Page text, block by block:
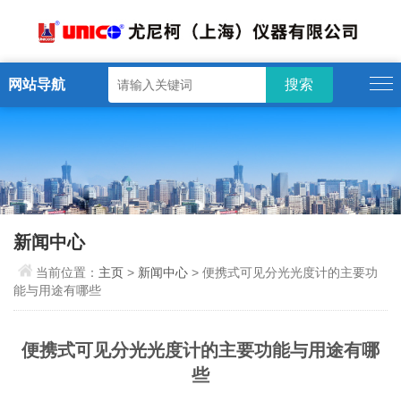
网站导航
新闻中心
当前位置： 主页 > 新闻中心 > 便携式可见分光光度计的主要功
能与用途有哪些
便携式可见分光光度计的主要功能与用途有哪
些